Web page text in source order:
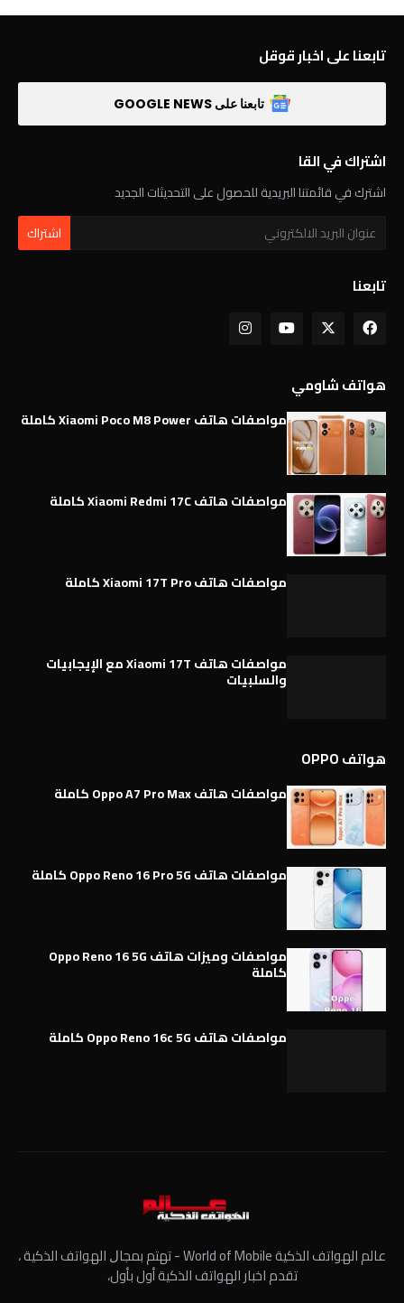
تابعنا على اخبار قوقل
تابعنا على GOOGLE NEWS
اشتراك في القا
اشترك في قائمتنا البريدية للحصول على التحديثات الجديد
تابعنا
هواتف شاومي
مواصفات هاتف Xiaomi Poco M8 Power كاملة
مواصفات هاتف Xiaomi Redmi 17C كاملة
مواصفات هاتف Xiaomi 17T Pro كاملة
مواصفات هاتف Xiaomi 17T مع الإيجابيات
والسلبيات
هواتف OPPO
مواصفات هاتف Oppo A7 Pro Max كاملة
مواصفات هاتف Oppo Reno 16 Pro 5G كاملة
مواصفات وميزات هاتف Oppo Reno 16 5G
كاملة
مواصفات هاتف Oppo Reno 16c 5G كاملة
عالم الهواتف الذكية World of Mobile - ﺗﻬﺘﻢ ﺑﻤﺠﺎﻝ الهواتف الذكية ،
تقدم اخبار الهواتف الذكية أول بأول،